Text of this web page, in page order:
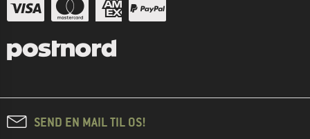
SEND EN MAIL TIL OS!